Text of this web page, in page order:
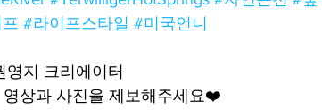
#라이프스타일 #미국언니
지 크리에이터
상과 사진을 제보해주세요❤️